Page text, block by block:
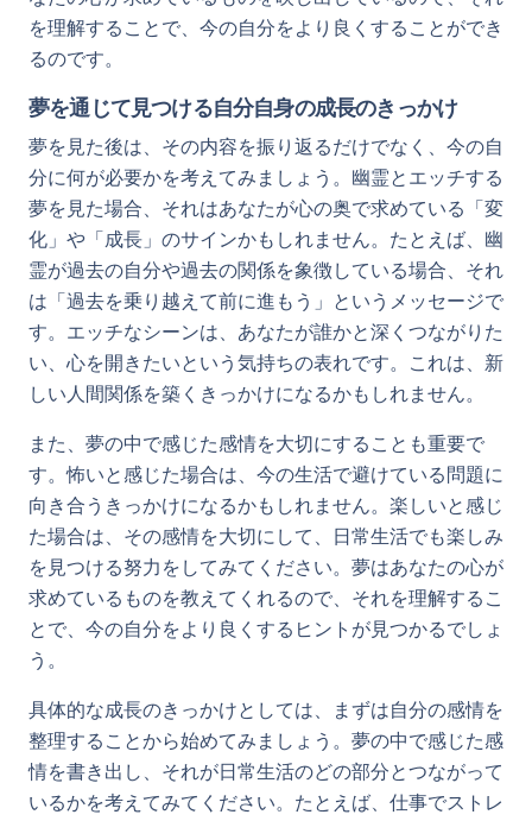
を理解することで、今の自分をより良くすることができ
るのです。
夢を通じて見つける自分自身の成長のきっかけ
夢を見た後は、その内容を振り返るだけでなく、今の自
分に何が必要かを考えてみましょう。幽霊とエッチする
夢を見た場合、それはあなたが心の奥で求めている「変
化」や「成長」のサインかもしれません。たとえば、幽
霊が過去の自分や過去の関係を象徴している場合、それ
は「過去を乗り越えて前に進もう」というメッセージで
す。エッチなシーンは、あなたが誰かと深くつながりた
い、心を開きたいという気持ちの表れです。これは、新
しい人間関係を築くきっかけになるかもしれません。
また、夢の中で感じた感情を大切にすることも重要で
す。怖いと感じた場合は、今の生活で避けている問題に
向き合うきっかけになるかもしれません。楽しいと感じ
た場合は、その感情を大切にして、日常生活でも楽しみ
を見つける努力をしてみてください。夢はあなたの心が
求めているものを教えてくれるので、それを理解するこ
とで、今の自分をより良くするヒントが見つかるでしょ
う。
具体的な成長のきっかけとしては、まずは自分の感情を
整理することから始めてみましょう。夢の中で感じた感
情を書き出し、それが日常生活のどの部分とつながって
いるかを考えてみてください。たとえば、仕事でストレ